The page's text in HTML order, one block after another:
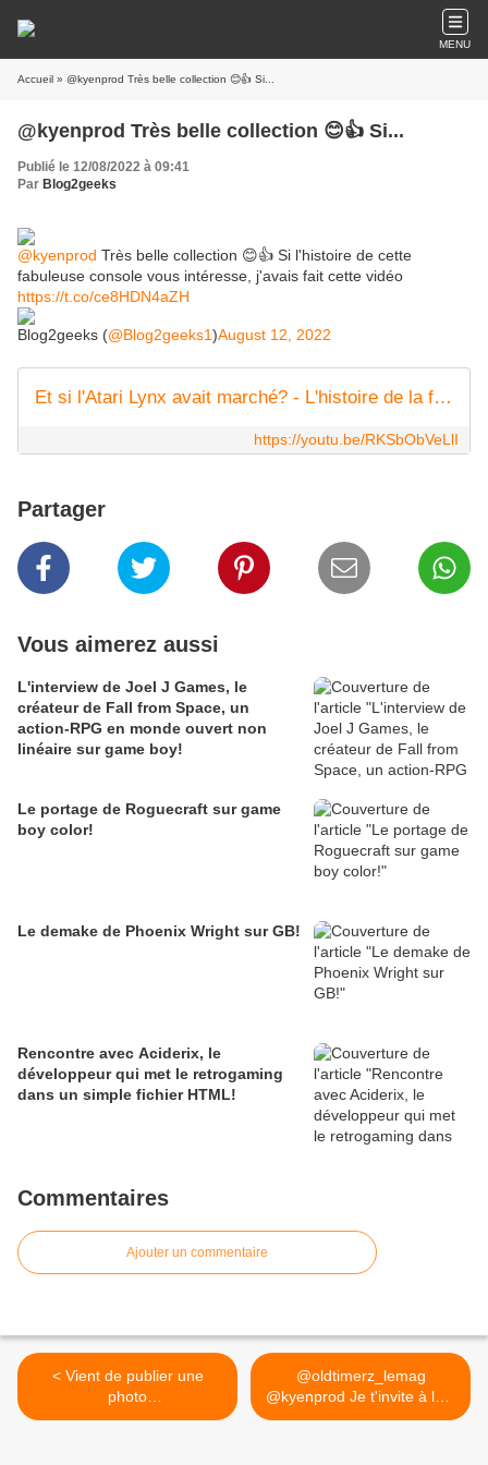
MENU
Accueil » @kyenprod Très belle collection 😊👍 Si...
@kyenprod Très belle collection 😊👍 Si...
Publié le 12/08/2022 à 09:41
Par Blog2geeks
@kyenprod Très belle collection 😊👍 Si l'histoire de cette
fabuleuse console vous intéresse, j'avais fait cette vidéo
https://t.co/ce8HDN4aZH
Blog2geeks (@Blog2geeks1)August 12, 2022
Et si l'Atari Lynx avait marché? - L'histoire de la fameuse console portable d'Atari!
https://youtu.be/RKSbObVeLlI
Partager
Vous aimerez aussi
L'interview de Joel J Games, le
créateur de Fall from Space, un
action-RPG en monde ouvert non
linéaire sur game boy!
Le portage de Roguecraft sur game
boy color!
Le demake de Phoenix Wright sur GB!
Rencontre avec Aciderix, le
développeur qui met le retrogaming
dans un simple fichier HTML!
Commentaires
Ajouter un commentaire
< Vient de publier une
photo
https://t.co/nGyUmLP5D6
@oldtimerz_lemag
@kyenprod Je t'invite à la...
>